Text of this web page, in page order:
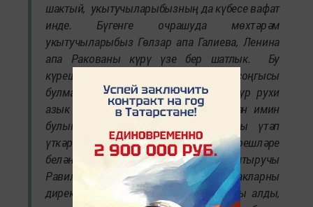
шактый, укытучыларыбызның да күбесе вафат
инде. Бүгенге очрашуда мөхтәрәм
укытучыларыбыз Гөлзар апа Галиева, Ленина
апа Ракованы күрү үзе бер шатлык. Бу
күрешүләр хәерле булсын, әмма соңгысы
булмасын. Очрашудан үзебезгә бик зур рухи
азык алдык. Калган гомеребезне исән имин
булып, Аллаһы Тәгалә кушканнарны үтәп
үткәрергә язсын”, – дип хис-кичерешләре
белән уртаклашты очрашуны оештыручы
Равил абый Йосыпов. Гимназиядә кунакларны
директор Айнур Шәймарданов каршы алды,